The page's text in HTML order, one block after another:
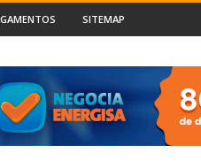
SITEMAP